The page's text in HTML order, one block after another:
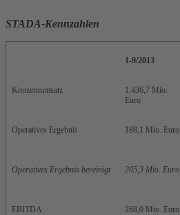
STADA-Kennzahlen
1-9/2013
Konzernumsatz
1.436,7 Mio.
Euro
Operatives Ergebnis 188,1 Mio. Euro
Operatives Ergebnis bereinigt 205,3 Mio. Euro
EBITDA 268,0 Mio. Euro